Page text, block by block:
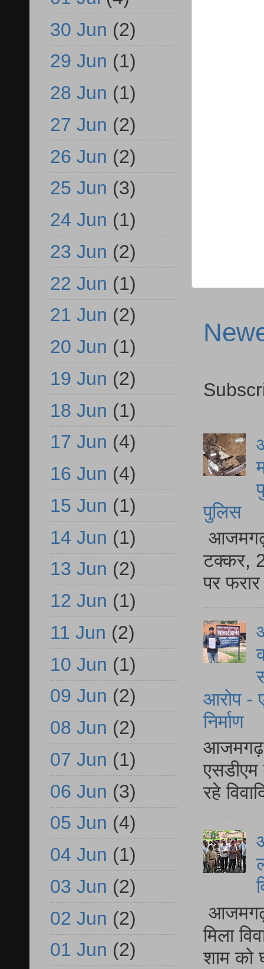
पुलिस
आजमगढ़
टक्कर,
पर
आरोप -
निर्माण
आजमगढ़
एसडीएम
रहे
आजमगढ़
मिला
शाम को
30 Jun (2)
29 Jun (1)
28 Jun (1)
27 Jun (2)
26 Jun (2)
25 Jun (3)
24 Jun (1)
23 Jun (2)
22 Jun (1)
21 Jun (2)
20 Jun (1)
19 Jun (2)
18 Jun (1)
17 Jun (4)
16 Jun (4)
15 Jun (1)
14 Jun (1)
13 Jun (2)
12 Jun (1)
11 Jun (2)
10 Jun (1)
09 Jun (2)
08 Jun (2)
07 Jun (1)
06 Jun (3)
05 Jun (4)
04 Jun (1)
03 Jun (2)
02 Jun (2)
01 Jun (2)